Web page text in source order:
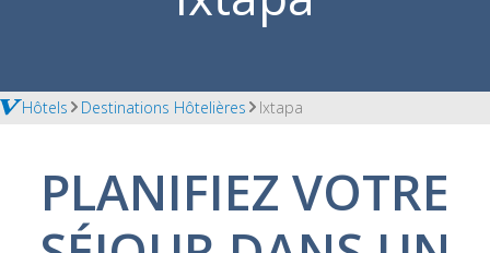
Hôtels Destinations Hôtelières Ixtapa
PLANIFIEZ VOTRE